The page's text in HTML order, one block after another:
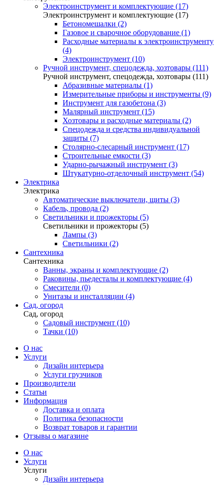
Электроинструмент и комплектующие (17)
Электроинструмент и комплектующие (17)
Бетономешалки (2)
Газовое и сварочное оборудование (1)
Расходные материалы к электроинструменту
(4)
Электроинструмент (10)
Ручной инструмент, спецодежда, хозтовары (111)
Ручной инструмент, спецодежда, хозтовары (111)
Абразивные материалы (1)
Измерительные приборы и инструменты (9)
Инструмент для газобетона (3)
Малярный инструмент (15)
Хозтовары и расходные материалы (2)
Спецодежда и средства индивидуальной
защиты (7)
Столярно-слесарный инструмент (17)
Строительные емкости (3)
Ударно-рычажный инструмент (3)
Штукатурно-отделочный инструмент (54)
Электрика
Электрика
Автоматические выключатели, щиты (3)
Кабель, провода (2)
Светильники и прожекторы (5)
Светильники и прожекторы (5)
Лампы (3)
Светильники (2)
Сантехника
Сантехника
Ванны, экраны и комплектующие (2)
Раковины, пьедесталы и комплектующие (4)
Смесители (0)
Унитазы и инсталляции (4)
Сад, огород
Сад, огород
Садовый инструмент (10)
Тачки (10)
О нас
Услуги
Дизайн интерьера
Услуги грузчиков
Производители
Статьи
Информация
Доставка и оплата
Политика безопасности
Возврат товаров и гарантии
Отзывы о магазине
О нас
Услуги
Услуги
Дизайн интерьера